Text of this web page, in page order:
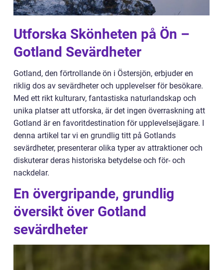
Utforska Skönheten på Ön –
Gotland Sevärdheter
Gotland, den förtrollande ön i Östersjön, erbjuder en
riklig dos av sevärdheter och upplevelser för besökare.
Med ett rikt kulturarv, fantastiska naturlandskap och
unika platser att utforska, är det ingen överraskning att
Gotland är en favoritdestination för upplevelsejägare. I
denna artikel tar vi en grundlig titt på Gotlands
sevärdheter, presenterar olika typer av attraktioner och
diskuterar deras historiska betydelse och för- och
nackdelar.
En övergripande, grundlig
översikt över Gotland
sevärdheter